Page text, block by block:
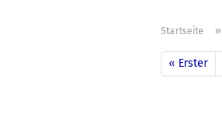
Startseite »
« Erster